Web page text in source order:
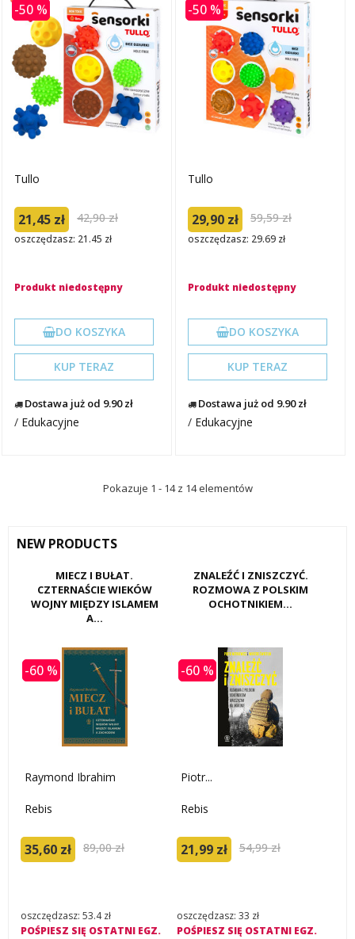
NEW PRODUCTS
MIECZ I BUŁAT.
CZTERNAŚCIE WIEKÓW
WOJNY MIĘDZY ISLAMEM
A...
-60 %
Raymond Ibrahim
Rebis
35,60 zł 89,00 zł
oszczędzasz: 53.4 zł
POŚPIESZ SIĘ OSTATNI EGZ.
ZNALEŹĆ I ZNISZCZYĆ.
ROZMOWA Z POLSKIM
OCHOTNIKIEM...
-60 %
Piotr...
Rebis
21,99 zł 54,99 zł
oszczędzasz: 33 zł
POŚPIESZ SIĘ OSTATNI EGZ.
-50 %
Tullo
21,45 zł 42,90 zł
oszczędzasz: 21.45 zł
Produkt niedostępny
DO KOSZYKA
KUP TERAZ
Dostawa już od 9.90 zł
/ Edukacyjne
-50 %
Tullo
29,90 zł 59,59 zł
oszczędzasz: 29.69 zł
Produkt niedostępny
DO KOSZYKA
KUP TERAZ
Dostawa już od 9.90 zł
/ Edukacyjne
Pokazuje 1 - 14 z 14 elementów